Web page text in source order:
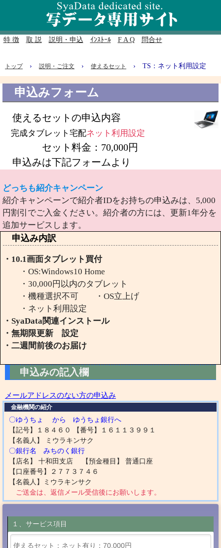
特 徴 取 説 説明・申込 ｲﾝｽﾄｰﾙ F A Q 問合せ
トップ › 説明・ご注文 › 使えるセット › TS：ネット利用設定
申込みフォーム
使えるセットの申込内容
完成タブレット宅配ネット利用設定
セット料金：70,000円
申込みは下記フォームより
どっちも紹介キャンペーン
紹介キャンペーンで紹介者IDをお持ちの申込みは、5,000
円割引でご入金ください。紹介者の方には、更新1年分を
追加サービスします。
申込み内訳
・10.1画面タブレット買付
・OS:Windows10 Home
・30,000円以内のタブレット
・機種選択不可 ・OS立上げ
・ネット利用設定
・SyaData関連インストール
・無期限更新 設定
・二週間前後のお届け
申込みの記入欄
メールアドレスのない方の申込み
金融機関の紹介
〇ゆうちょ から ゆうちょ銀行へ
【記号】１８４６０ 【番号】１６１１３９９１
【名義人】 ミウラキンサク
〇銀行名 みちのく銀行
【店名】 十和田支店 【預金種目】 普通口座
【口座番号】２７７３７４６
【名義人】ミウラキンサク
ご送金は、返信メール受信後にお願いします。
１、サービス項目